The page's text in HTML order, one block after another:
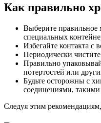
Как правильно
Выберите правильное
специальных
Избегайте контакта с
Периодически
Правильно
потертостей или
Будьте осторожны с
соединениями, такими
Следуя этим